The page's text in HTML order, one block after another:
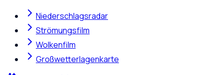
Niederschlagsradar
Strömungsfilm
Wolkenfilm
Großwetterlagenkarte